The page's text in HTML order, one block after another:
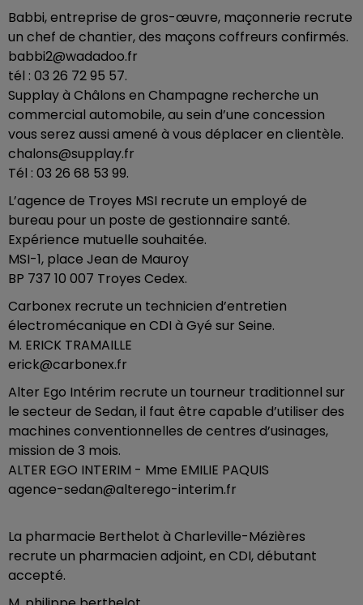
Babbi, entreprise de gros-œuvre, maçonnerie recrute
un chef de chantier, des maçons coffreurs confirmés.
babbi2@wadadoo.fr
tél : 03 26 72 95 57.
Supplay à Châlons en Champagne recherche un
commercial automobile, au sein d’une concession
vous serez aussi amené à vous déplacer en clientèle.
chalons@supplay.fr
Tél : 03 26 68 53 99.
L’agence de Troyes MSI recrute un employé de
bureau pour un poste de gestionnaire santé.
Expérience mutuelle souhaitée.
MSI-1, place Jean de Mauroy
BP 737 10 007 Troyes Cedex.
Carbonex recrute un technicien d’entretien
électromécanique en CDI à Gyé sur Seine.
M. ERICK TRAMAILLE
erick@carbonex.fr
Alter Ego Intérim recrute un tourneur traditionnel sur
le secteur de Sedan, il faut être capable d’utiliser des
machines conventionnelles de centres d’usinages,
mission de 3 mois.
ALTER EGO INTERIM - Mme EMILIE PAQUIS
agence-sedan@alterego-interim.fr
La pharmacie Berthelot à Charleville-Mézières
recrute un pharmacien adjoint, en CDI, débutant
accepté.